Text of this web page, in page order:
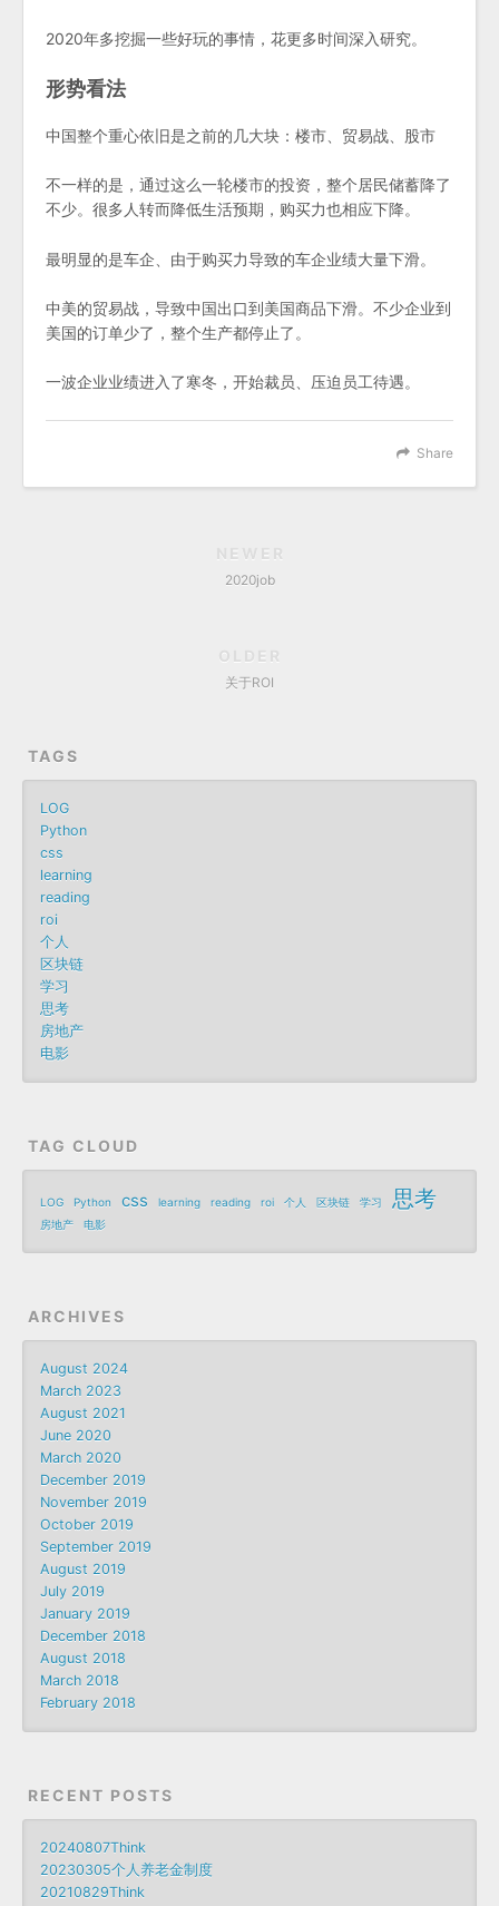
2020年多挖掘一些好玩的事情，花更多时间深入研究。
形势看法
中国整个重心依旧是之前的几大块：楼市、贸易战、股市
不一样的是，通过这么一轮楼市的投资，整个居民储蓄降了
不少。很多人转而降低生活预期，购买力也相应下降。
最明显的是车企、由于购买力导致的车企业绩大量下滑。
中美的贸易战，导致中国出口到美国商品下滑。不少企业到
美国的订单少了，整个生产都停止了。
一波企业业绩进入了寒冬，开始裁员、压迫员工待遇。
Share
NEWER
2020job
OLDER
关于ROI
TAGS
LOG
Python
css
learning
reading
roi
个人
区块链
学习
思考
房地产
电影
TAG CLOUD
LOG Python css learning reading roi 个人 区块链 学习 思考
房地产 电影
ARCHIVES
August 2024
March 2023
August 2021
June 2020
March 2020
December 2019
November 2019
October 2019
September 2019
August 2019
July 2019
January 2019
December 2018
August 2018
March 2018
February 2018
RECENT POSTS
20240807Think
20230305个人养老金制度
20210829Think